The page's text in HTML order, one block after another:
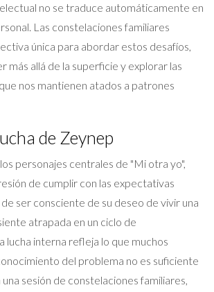
no se traduce automáticamente en
Las constelaciones familiares
única para abordar estos desafíos,
más allá de la superficie y explorar las
nos mantienen atados a patrones
de Zeynep
personajes centrales de "Mi otra yo",
de cumplir con las expectativas
ser consciente de su deseo de vivir una
atrapada en un ciclo de
lucha interna refleja lo que muchos
del problema no es suficiente
sesión de constelaciones familiares,